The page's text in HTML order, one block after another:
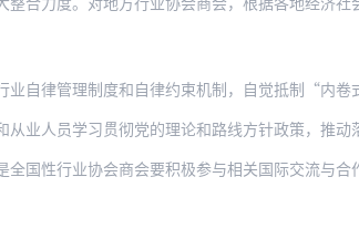
度和自律约束机制，自觉抵制“内卷式”竞争；制定并组织实
贯彻党的理论和路线方针政策，推动落实国家发展战略和相关
会商会要积极参与相关国际交流与合作以及国际标准、国际规